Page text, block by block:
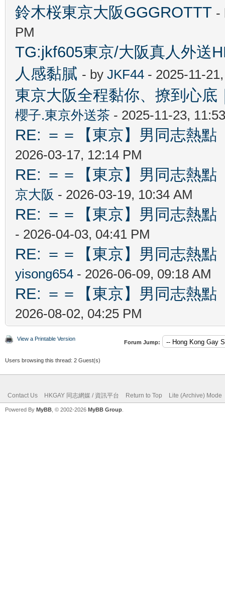
鈴木桜東京大阪GGGROTTT -
PM
TG:jkf605東京/大阪真人外送
人感黏膩 - by JKF44 - 2025-11-
東京大阪全程黏你、撩到心
櫻子.東京外送茶 - 2025-11-23,
RE: ＝＝【東京】男同志熱
2026-03-17, 12:14 PM
RE: ＝＝【東京】男同志熱
京大阪 - 2026-03-19, 10:34 AM
RE: ＝＝【東京】男同志熱
- 2026-04-03, 04:41 PM
RE: ＝＝【東京】男同志熱
yisong654 - 2026-06-09, 09:18 AM
RE: ＝＝【東京】男同志熱
2026-08-02, 04:25 PM
View a Printable Version
Forum Jump:
Users browsing this thread: 2 Guest(s)
Contact Us HKGAY 同志網媒 / 資訊平台 Return to Top Lite (Archive) Mode
Powered By MyBB , © 2002-2026 MyBB Group